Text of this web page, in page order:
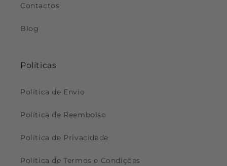
Contactos
Blog
Políticas
Política de Envio
Política de Reembolso
Política de Privacidade
Política de Termos e Condições